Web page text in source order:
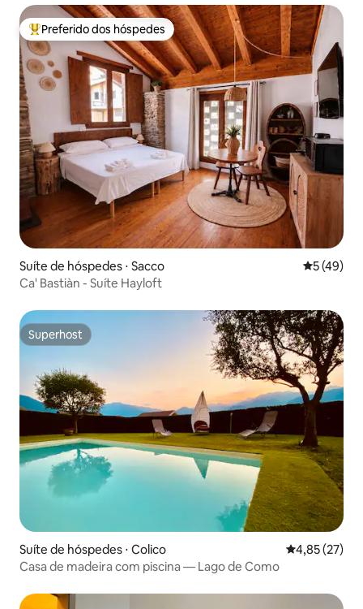
Entre os melhores preferidos dos hóspedes
Preferido dos hóspedes
Suíte de hóspedes ⋅ Sacco 5 de uma
5 (49)
Ca' Bastiàn - Suíte Hayloft
Superhost
Superhost
Suíte de hóspedes ⋅ Colico 4,85 de uma
4,85 (27)
Casa de madeira com piscina — Lago de Como